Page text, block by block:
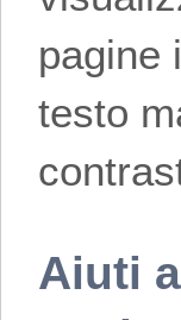
pagine
testo
Aiuti